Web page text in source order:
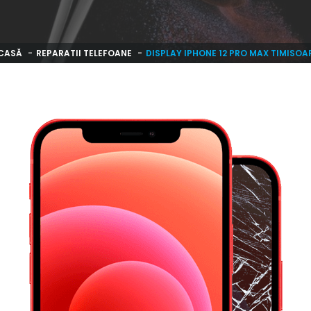
REPARATII TELEFOANE DISPLAY IPHONE 12 PRO MAX